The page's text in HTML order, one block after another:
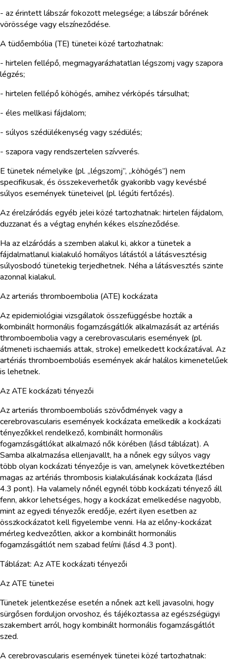
- az érintett lábszár fokozott melegsége; a lábszár bőrének
vörössége vagy elszíneződése.
A tüdőembólia (TE) tünetei közé tartozhatnak:
- hirtelen fellépő, megmagyarázhatatlan légszomj vagy szapora
légzés;
- hirtelen fellépő köhögés, amihez vérköpés társulhat;
- éles mellkasi fájdalom;
- súlyos szédülékenység vagy szédülés;
- szapora vagy rendszertelen szívverés.
E tünetek némelyike (pl. „légszomj”, „köhögés”) nem
specifikusak, és összekeverhetők gyakoribb vagy kevésbé
súlyos események tüneteivel (pl. légúti fertőzés).
Az érelzáródás egyéb jelei közé tartozhatnak: hirtelen fájdalom,
duzzanat és a végtag enyhén kékes elszíneződése.
Ha az elzáródás a szemben alakul ki, akkor a tünetek a
fájdalmatlanul kialakuló homályos látástól a látásvesztésig
súlyosbodó tünetekig terjedhetnek. Néha a látásvesztés szinte
azonnal kialakul.
Az arteriás thromboembolia (ATE) kockázata
Az epidemiológiai vizsgálatok összefüggésbe hozták a
kombinált hormonális fogamzásgátlók alkalmazását az artériás
thromboembolia vagy a cerebrovascularis események (pl.
átmeneti ischaemiás attak, stroke) emelkedett kockázatával. Az
artériás thromboemboliás események akár halálos kimenetelűek
is lehetnek.
Az ATE kockázati tényezői
Az arteriás thromboemboliás szövődmények vagy a
cerebrovascularis események kockázata emelkedik a kockázati
tényezőkkel rendelkező, kombinált hormonális
fogamzásgátlókat alkalmazó nők körében (lásd táblázat). A
Samba alkalmazása ellenjavallt, ha a nőnek egy súlyos vagy
több olyan kockázati tényezője is van, amelynek következtében
magas az artériás thrombosis kialakulásának kockázata (lásd
4.3 pont). Ha valamely nőnél egynél több kockázati tényező áll
fenn, akkor lehetséges, hogy a kockázat emelkedése nagyobb,
mint az egyedi tényezők eredője, ezért ilyen esetben az
összkockázatot kell figyelembe venni. Ha az előny-kockázat
mérleg kedvezőtlen, akkor a kombinált hormonális
fogamzásgátlót nem szabad felírni (lásd 4.3 pont).
Táblázat: Az ATE kockázati tényezői
Az ATE tünetei
Tünetek jelentkezése esetén a nőnek azt kell javasolni, hogy
sürgősen forduljon orvoshoz, és tájékoztassa az egészségügyi
szakembert arról, hogy kombinált hormonális fogamzásgátlót
szed.
A cerebrovascularis események tünetei közé tartozhatnak: